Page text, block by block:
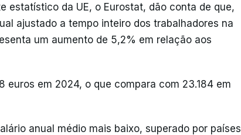
estatístico da UE, o Eurostat, dão conta de que,
ajustado a tempo inteiro dos trabalhadores na
um aumento de 5,2% em relação aos
euros em 2024, o que compara com 23.184 em
anual médio mais baixo, superado por países